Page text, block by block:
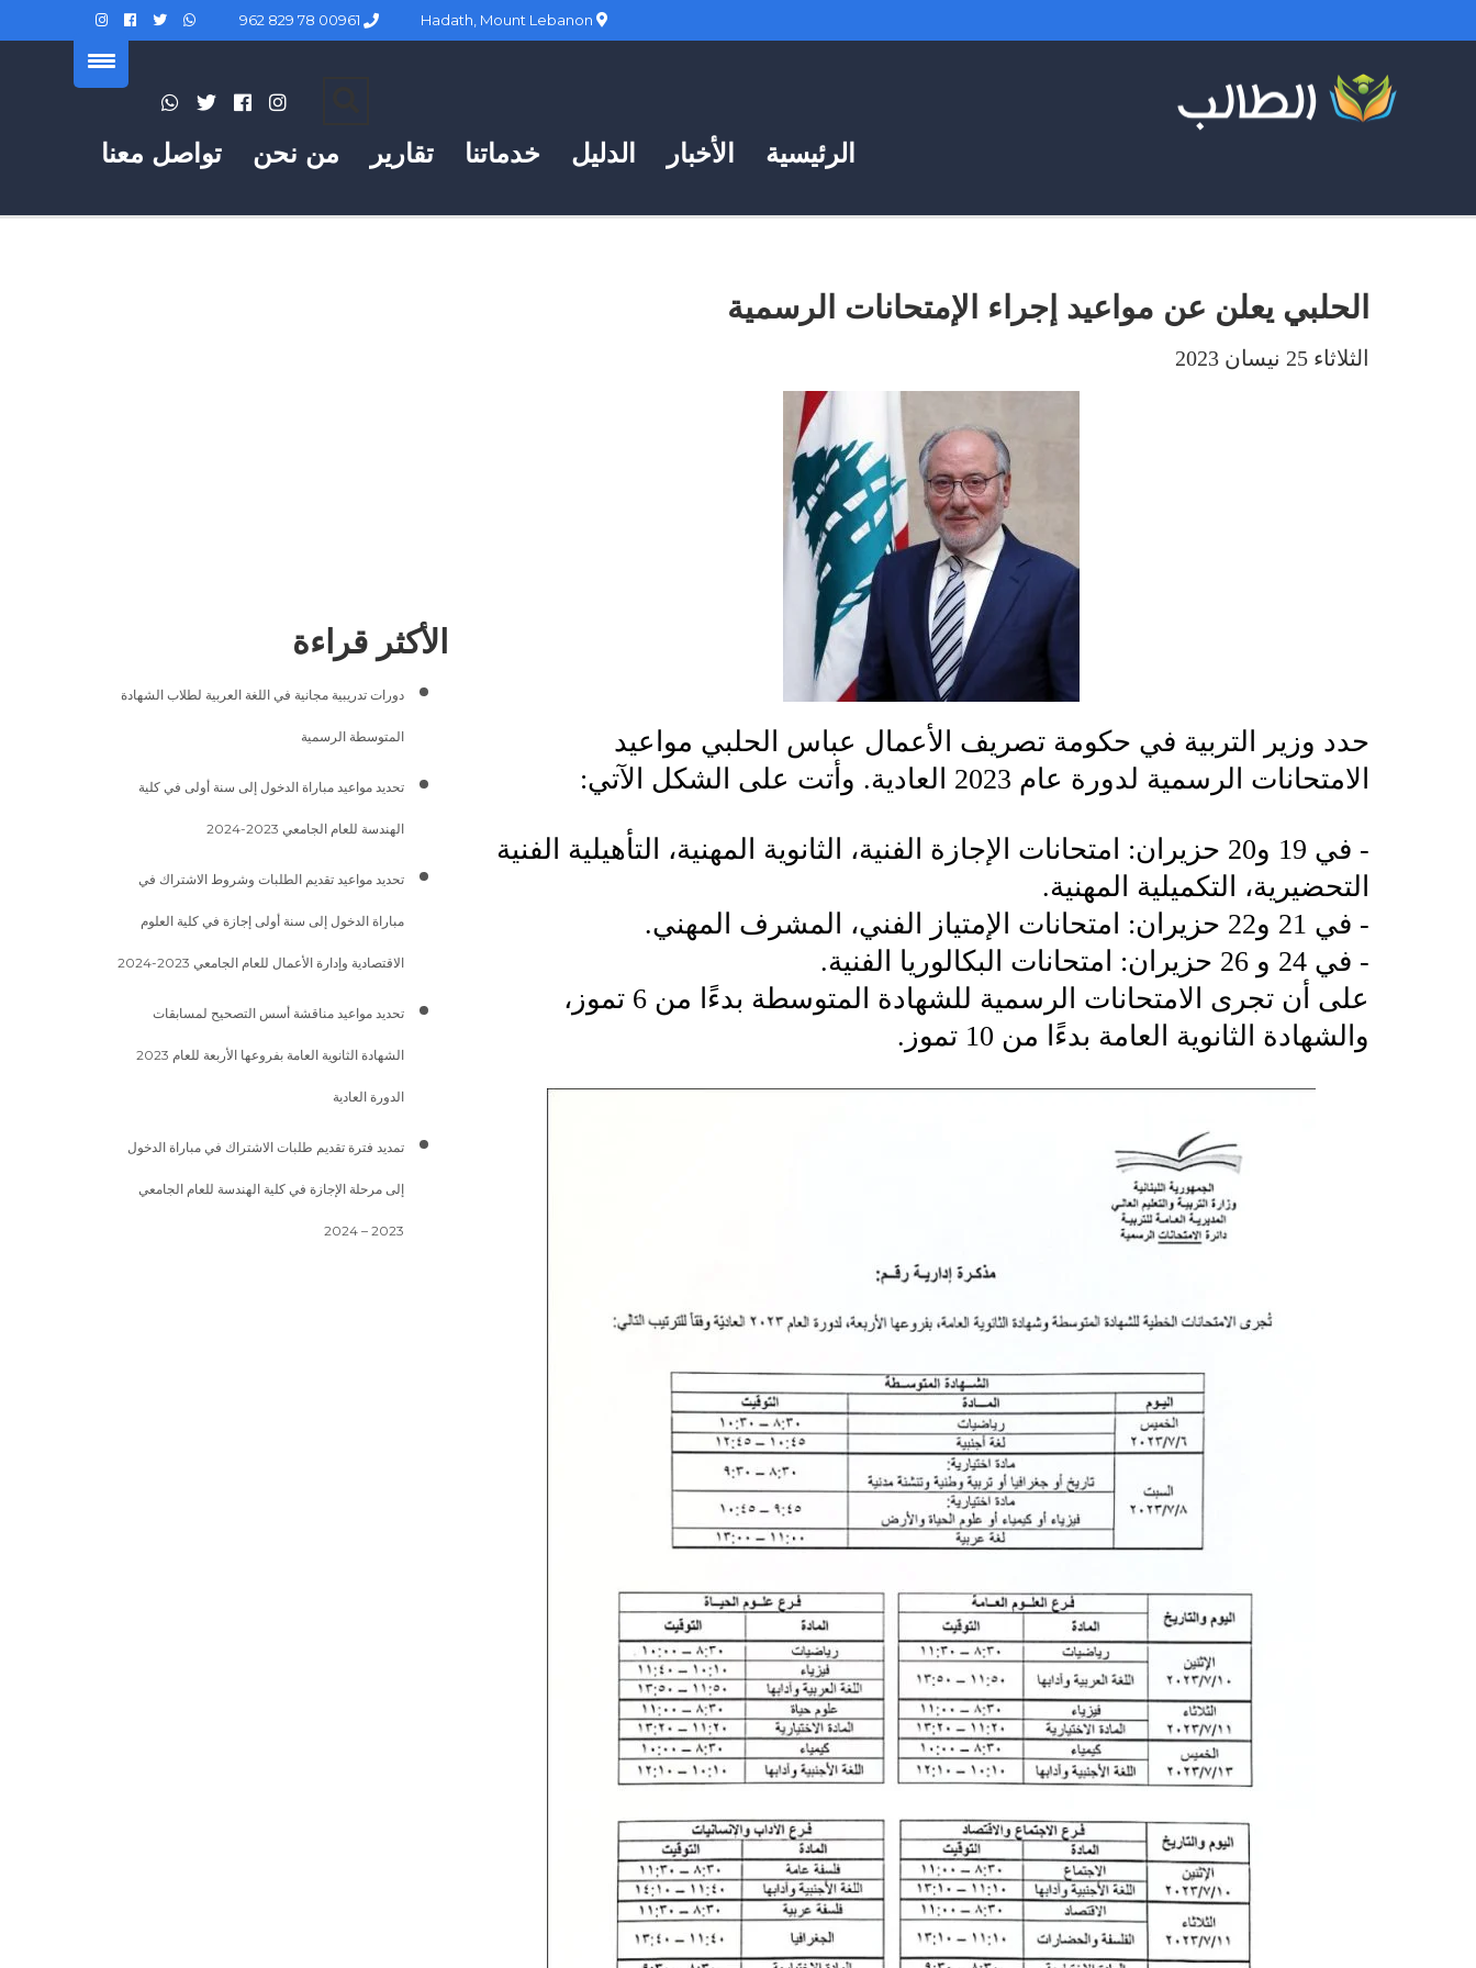
تواصل معنا من نحن تقارير خدماتنا الدليل الأخبار الرئيسية
الحلبي يعلن عن مواعيد إجراء الإمتحانات الرسمية
الثلاثاء 25 نيسان 2023
حدد وزير التربية في حكومة تصريف الأعمال عباس الحلبي مواعيد
الامتحانات الرسمية لدورة عام 2023 العادية. وأتت على الشكل الآتي:
‏- في 19 و20 حزيران: امتحانات الإجازة الفنية، الثانوية المهنية، التأهيلية الفنية
التحضيرية، التكميلية المهنية.
‏- في 21 و22 حزيران: امتحانات الإمتياز الفني، المشرف المهني.
‏- في 24 و 26 حزيران: امتحانات البكالوريا الفنية.
على أن تجرى الامتحانات الرسمية للشهادة المتوسطة بدءًا من 6 تموز،
والشهادة الثانوية العامة بدءًا من 10 تموز.
الأكثر قراءة
دورات تدريبية مجانية في اللغة العربية لطلاب الشهادة
المتوسطة الرسمية
تحديد مواعيد مباراة الدخول إلى سنة أولى في كلية
الهندسة للعام الجامعي 2023-2024
تحديد مواعيد تقديم الطلبات وشروط الاشتراك في
مباراة الدخول إلى سنة أولى إجازة في كلية العلوم
الاقتصادية وإدارة الأعمال للعام الجامعي 2023-2024
تحديد مواعيد مناقشة أسس التصحيح لمسابقات
الشهادة الثانوية العامة بفروعها الأربعة للعام 2023
الدورة العادية
تمديد فترة تقديم طلبات الاشتراك في مباراة الدخول
إلى مرحلة الإجازة في كلية الهندسة للعام الجامعي
2023 – 2024